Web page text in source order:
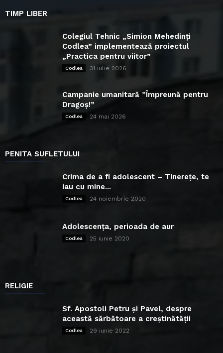
TIMP LIBER
Colegiul Tehnic „Simion Mehedinți
Codlea” implementează proiectul
„Practica pentru viitor”
Codlea 31 iulie 2026
Campanie umanitară ”Împreună pentru
Dragoș!”
Codlea 24 mai 2026
PENITA SUFLETULUI
Crima de a fi adolescent – Tinerețe, te
iau cu mine...
Codlea 24 noiembrie 2020
Adolescența, perioada de aur
Codlea 25 iunie 2020
RELIGIE
Sf. Apostoli Petru și Pavel, despre
această sărbătoare a creștinătății
Codlea 29 iunie 2022